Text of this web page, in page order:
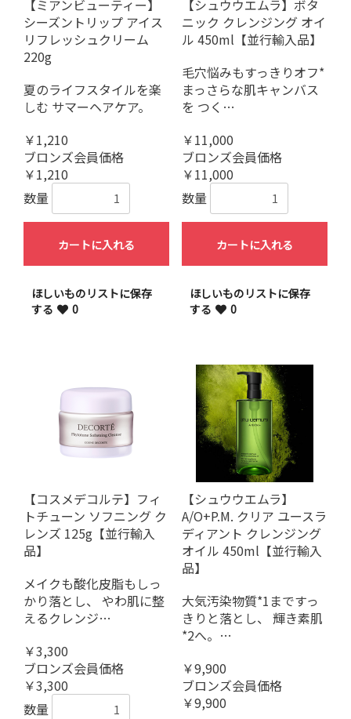
【ミアンビューティー】
シーズントリップ アイス
リフレッシュクリーム
220g
夏のライフスタイルを楽
しむ サマーヘアケア。
￥1,210
ブロンズ会員価格
￥1,210
数量
カートに入れる
ほしいものリストに保存
する
0
【シュウウエムラ】ボタ
ニック クレンジング オイ
ル 450ml【並行輸入品】
毛穴悩みもすっきりオフ*
まっさらな肌キャンバス
を つく…
￥11,000
ブロンズ会員価格
￥11,000
数量
カートに入れる
ほしいものリストに保存
する
0
【コスメデコルテ】フィ
トチューン ソフニング ク
レンズ 125g【並行輸入
品】
メイクも酸化皮脂もしっ
かり落とし、 やわ肌に整
えるクレンジ…
￥3,300
ブロンズ会員価格
￥3,300
数量
【シュウウエムラ】
A/O+P.M. クリア ユースラ
ディアント クレンジング
オイル 450ml【並行輸入
品】
大気汚染物質*1まですっ
きりと落とし、 輝き素肌
*2へ。…
￥9,900
ブロンズ会員価格
￥9,900